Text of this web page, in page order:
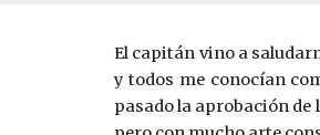
El capitán vino a
y todos me conocían
pasado la aprobación